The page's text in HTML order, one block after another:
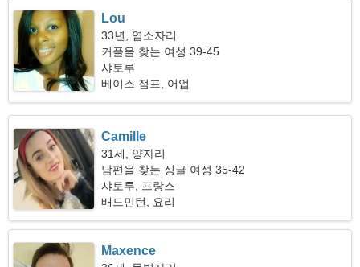
Lou
33년, 염소자리
커플을 찾는 여성 39-45
샤토루
베이스 점프, 어업
Camille
31세, 양자리
남편을 찾는 싱글 여성 35-42
샤토루, 프랑스
배드민턴, 요리
Maxence